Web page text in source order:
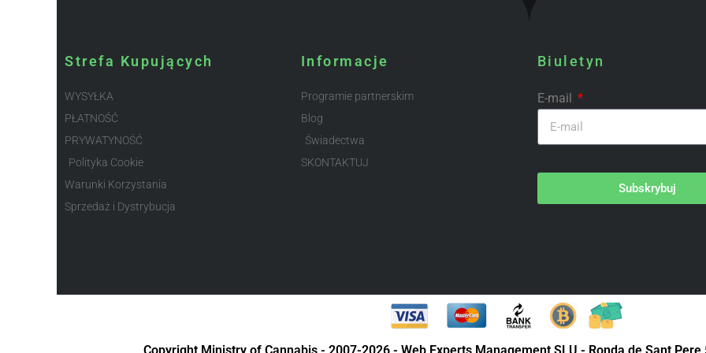
Strefa Kupujących
WYSYŁKA
PŁATNOŚĆ
PRYWATYNOŚĆ
Polityka Cookie
Warunki Korzystania
Sprzedaż i Dystrybucja
Informacje
Programie partnerskim
Blog
Świadectwa
SKONTAKTUJ
Biuletyn
E-mail
Subskrybuj